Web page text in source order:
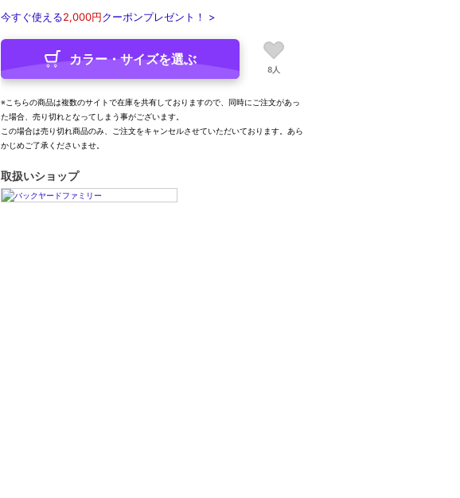
今すぐ使える2,000円クーポンプレゼント！ >
カラー・サイズを選ぶ
8人
※こちらの商品は複数のサイトで在庫を共有しておりますので、同時にご注文があっ
た場合、売り切れとなってしまう事がございます。
この場合は売り切れ商品のみ、ご注文をキャンセルさせていただいております。あら
かじめご了承くださいませ。
取扱いショップ